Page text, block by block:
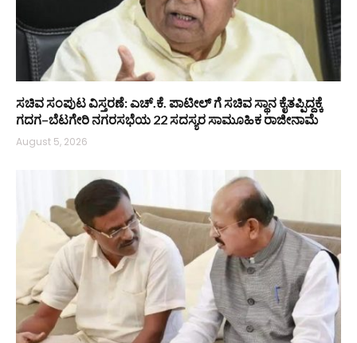
ಸಚಿವ ಸಂಪುಟ ವಿಸ್ತರಣೆ: ಎಚ್.ಕೆ. ಪಾಟೀಲ್ ಗೆ ಸಚಿವ ಸ್ಥಾನ ಕೈತಪ್ಪಿದ್ದಕ್ಕೆ
ಗದಗ–ಬೆಟಗೇರಿ ನಗರಸಭೆಯ 22 ಸದಸ್ಯರ ಸಾಮೂಹಿಕ ರಾಜೀನಾಮೆ
August 5, 2026